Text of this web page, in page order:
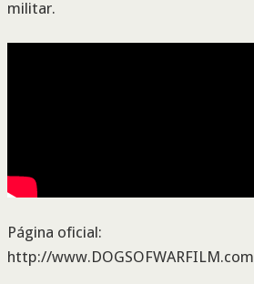
militar.
Página oficial:
http://www.DOGSOFWARFILM.com